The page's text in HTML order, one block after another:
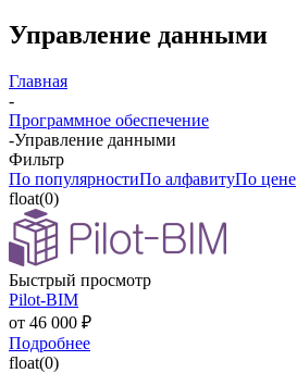
Управление данными
Главная
-
Программное обеспечение
-Управление данными
Фильтр
По популярностиПо алфавитуПо цене
float(0)
Быстрый просмотр
Pilot-BIM
от 46 000 ₽
Подробнее
float(0)